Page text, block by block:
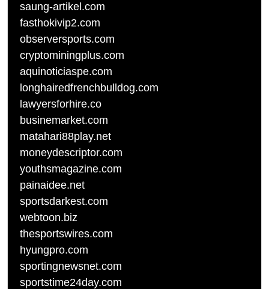
saung-artikel.com
fasthokivip2.com
observersports.com
cryptominingplus.com
aquinoticiaspe.com
longhairedfrenchbulldog.com
lawyersforhire.co
businemarket.com
matahari88play.net
moneydescriptor.com
youthsmagazine.com
painaidee.net
sportsdarkest.com
webtoon.biz
thesportswires.com
hyungpro.com
sportingnewsnet.com
sportstime24day.com